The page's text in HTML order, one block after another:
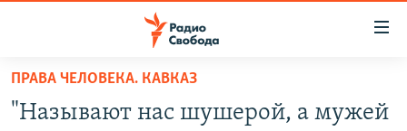
упрощенного
доступа
ПРОГРАММЫ
ПРАВА ЧЕЛОВЕКА. КАВКАЗ
"Называют нас шушерой, а мужей